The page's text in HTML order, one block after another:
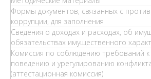
Формы документов, связанных с
коррупции, для заполнения
Сведения о доходах и расходах, об
обязательствах имущественного
Комиссия по соблюдению требований к
поведению и урегулированию
(аттестационная комиссия)